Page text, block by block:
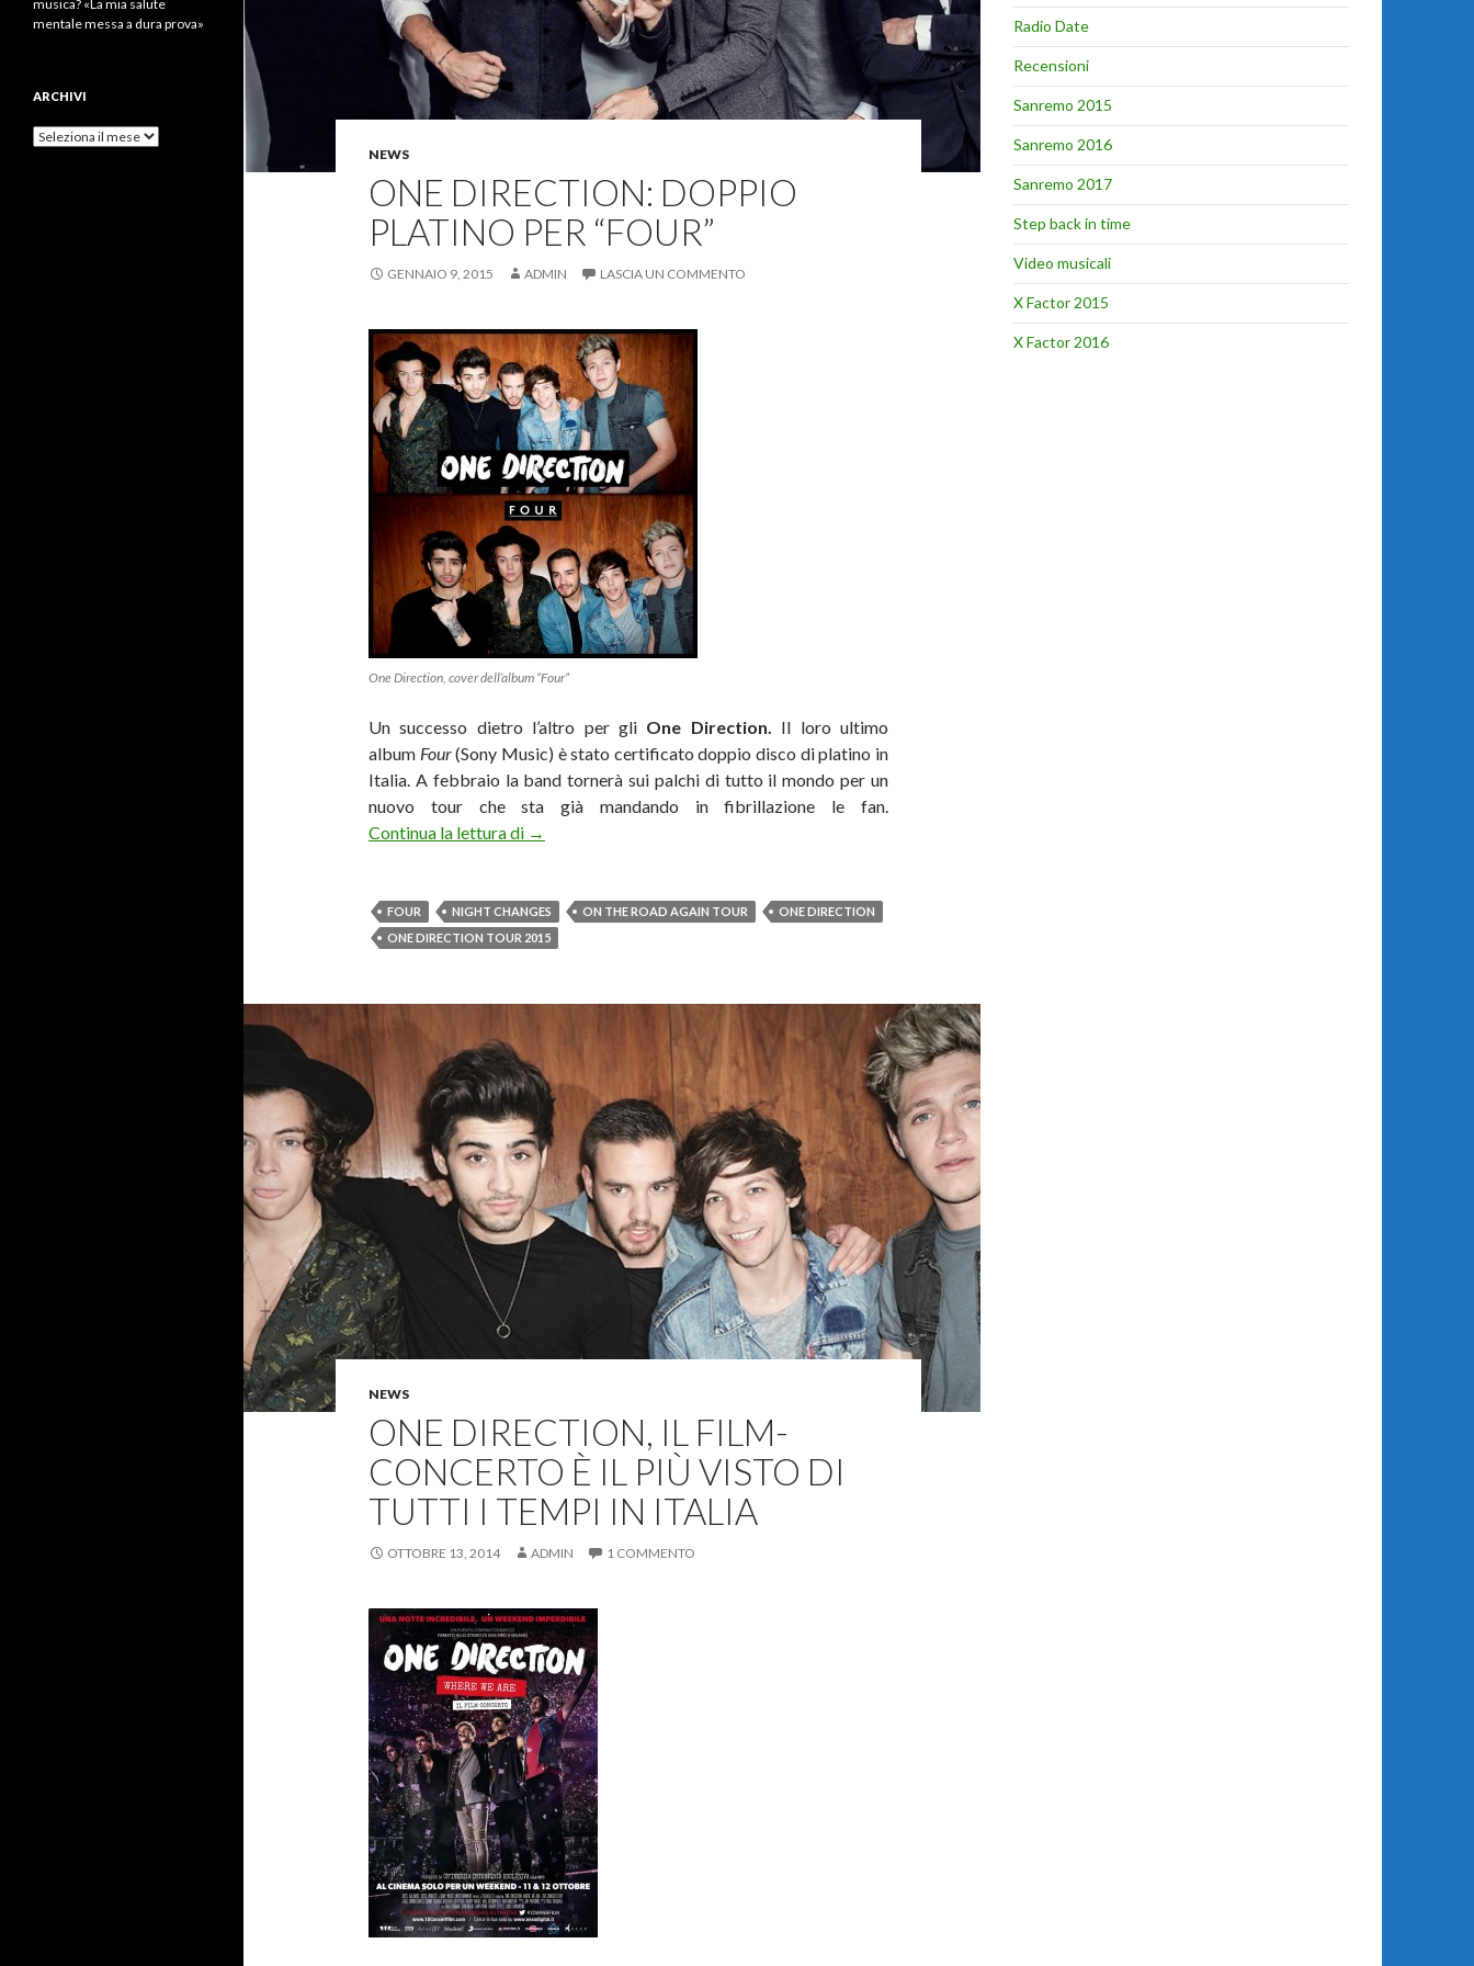
NEWS
ONE DIRECTION: DOPPIO
PLATINO PER “FOUR”
GENNAIO 9, 2015 ADMIN LASCIA UN COMMENTO
One Direction, cover dell’album “Four”
Un successo dietro l’altro per gli One Direction. Il loro ultimo
album Four(Sony Music) è stato certificato doppio disco di platino in
Italia. A febbraio la band tornerà sui palchi di tutto il mondo per un
nuovo tour che sta già mandando in fibrillazione le fan.
Continua la lettura di One Direction: doppio platino per “Four”
→
FOUR NIGHT CHANGES ON THE ROAD AGAIN TOUR
ONE DIRECTION
ONE DIRECTION TOUR 2015
NEWS
ONE DIRECTION, IL FILM-
CONCERTO È IL PIÙ VISTO DI
TUTTI I TEMPI IN ITALIA
OTTOBRE 13, 2014 ADMIN 1 COMMENTO
Radio Date
Recensioni
Sanremo 2015
Sanremo 2016
Sanremo 2017
Step back in time
Video musicali
X Factor 2015
X Factor 2016
musica? «La mia salute
mentale messa a dura prova»
ARCHIVI
Archivi